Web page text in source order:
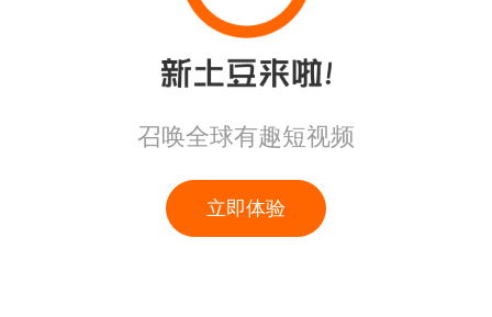
召唤全球有趣短视频
立即体验